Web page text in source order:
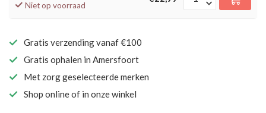
Niet op voorraad
Gratis verzending vanaf €100
Gratis ophalen in Amersfoort
Met zorg geselecteerde merken
Shop online of in onze winkel